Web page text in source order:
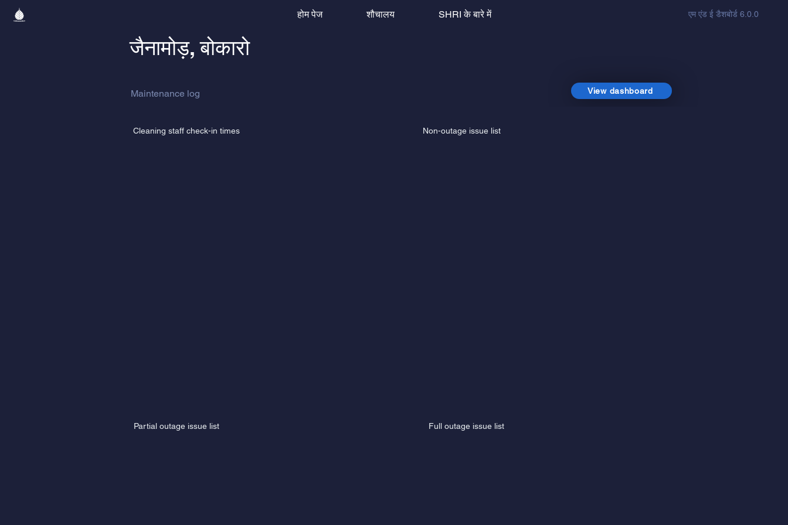
होम पेज शौचालय SHRI के बारे में एम एंड ई डैशबोर्ड 6 .0 .0
जैनामोड़, बोकारो
Maintenance log View dashboard
Cleaning staff check-in times Non-outage issue list
Partial outage issue list Full outage issue list